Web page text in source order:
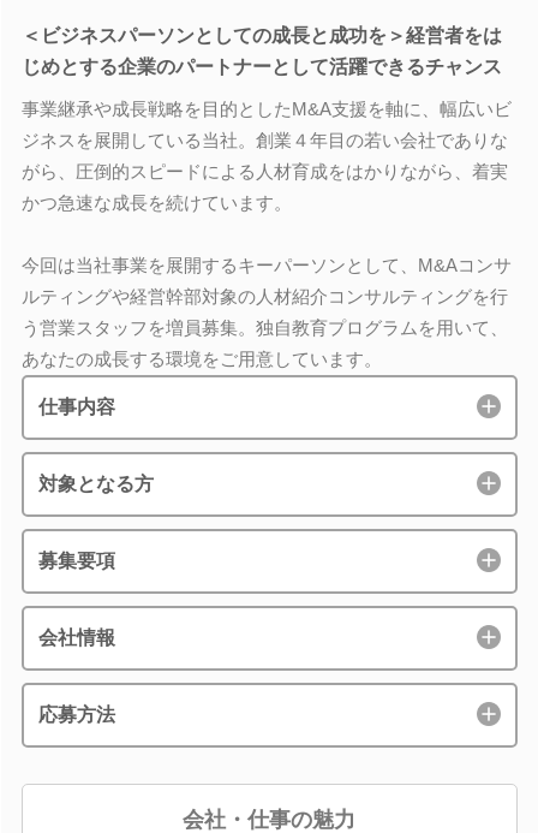
＜ビジネスパーソンとしての成長と成功を＞経営者をは
じめとする企業のパートナーとして活躍できるチャンス
事業継承や成長戦略を目的としたM&A支援を軸に、幅広いビ
ジネスを展開している当社。創業４年目の若い会社でありな
がら、圧倒的スピードによる人材育成をはかりながら、着実
かつ急速な成長を続けています。
今回は当社事業を展開するキーパーソンとして、M&Aコンサ
ルティングや経営幹部対象の人材紹介コンサルティングを行
う営業スタッフを増員募集。独自教育プログラムを用いて、
あなたの成長する環境をご用意しています。
仕事内容
対象となる方
募集要項
会社情報
応募方法
会社・仕事の魅力